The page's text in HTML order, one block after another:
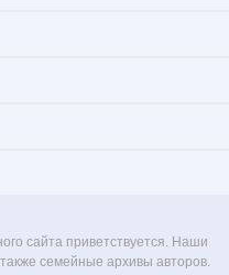
сайта приветствуется. Наши
семейные архивы авторов.